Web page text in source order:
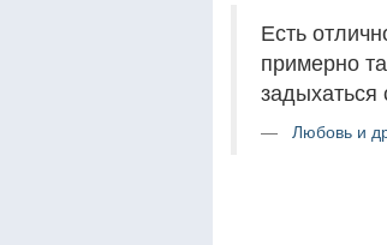
Есть
примерно
задыхаться
Любовь и